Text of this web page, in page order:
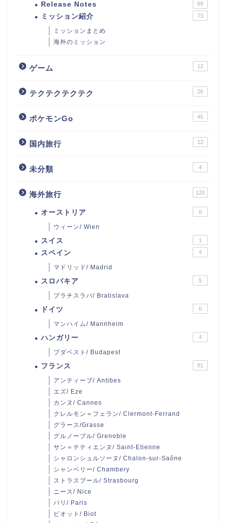
Release Notes 68
ミッション紹介 73
ミッションまとめ
海外のミッション
ゲーム 12
テクテクテクテク 26
ポケモンGo 45
国内旅行 12
未分類 4
海外旅行 120
オーストリア 6
ウィーン/ Wien
スイス 1
スペイン 4
マドリッド/ Madrid
スロバキア 5
ブラチスラバ/ Bratislava
ドイツ 6
マンハイム/ Mannheim
ハンガリー 4
ブダペスト/ Budapest
フランス 81
アンティーブ/ Antibes
エズ/ Eze
カンヌ/ Cannes
クレルモン＝フェラン/ Clermont-Ferrand
グラース/Grasse
グルノーブル/ Grenoble
サン＝テティエンヌ/ Saint-Etienne
シャロンシュルソーヌ/ Chalon-sur-Saône
シャンベリー/ Chambery
ストラスブール/ Strasbourg
ニース/ Nice
パリ/ Paris
ビオット/ Biot